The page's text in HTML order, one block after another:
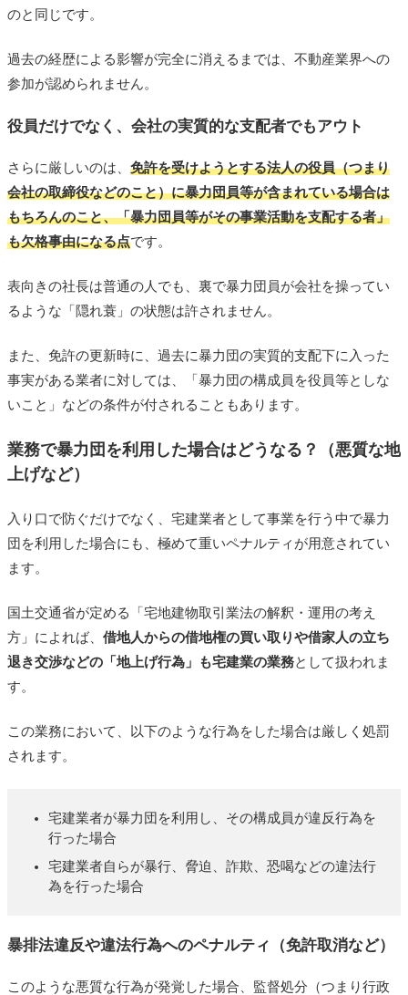
のと同じです。
過去の経歴による影響が完全に消えるまでは、不動産業界への
参加が認められません。
役員だけでなく、会社の実質的な支配者でもアウト
さらに厳しいのは、 免許を受けようとする法人の役員（つまり
会社の取締役などのこと）に暴力団員等が含まれている場合は
もちろんのこと、「暴力団員等がその事業活動を支配する者」
も欠格事由になる点です。
表向きの社長は普通の人でも、裏で暴力団員が会社を操ってい
るような「隠れ蓑」の状態は許されません。
また、免許の更新時に、過去に暴力団の実質的支配下に入った
事実がある業者に対しては、「暴力団の構成員を役員等としな
いこと」などの条件が付されることもあります。
業務で暴力団を利用した場合はどうなる？（悪質な地
上げなど）
入り口で防ぐだけでなく、宅建業者として事業を行う中で暴力
団を利用した場合にも、極めて重いペナルティが用意されてい
ます。
国土交通省が定める「宅地建物取引業法の解釈・運用の考え
方」によれば、 借地人からの借地権の買い取りや借家人の立ち
退き交渉などの「地上げ行為」も宅建業の業務として扱われま
す。
この業務において、以下のような行為をした場合は厳しく処罰
されます。
宅建業者が暴力団を利用し、その構成員が違反行為を
行った場合
宅建業者自らが暴行、脅迫、詐欺、恐喝などの違法行
為を行った場合
暴排法違反や違法行為へのペナルティ（免許取消など）
このような悪質な行為が発覚した場合、監督処分（つまり行政